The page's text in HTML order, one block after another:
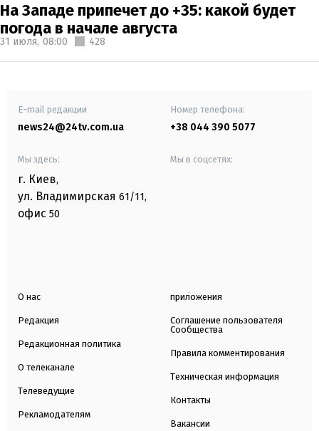
На Западе припечет до +35: какой будет
погода в начале августа
31 июля, 08:00 428
E-mail редакции
news24@24tv.com.ua
Номер телефона:
+38 044 390 5077
Мы здесь:
г. Киев,
ул. Владимирская 61/11,
офис 50
Мы в соцсетях:
О нас
Редакция
Редакционная политика
О телеканале
Телеведущие
Рекламодателям
приложения
Соглашение пользователя
Сообщества
Правила комментирования
Техническая информация
Контакты
Вакансии